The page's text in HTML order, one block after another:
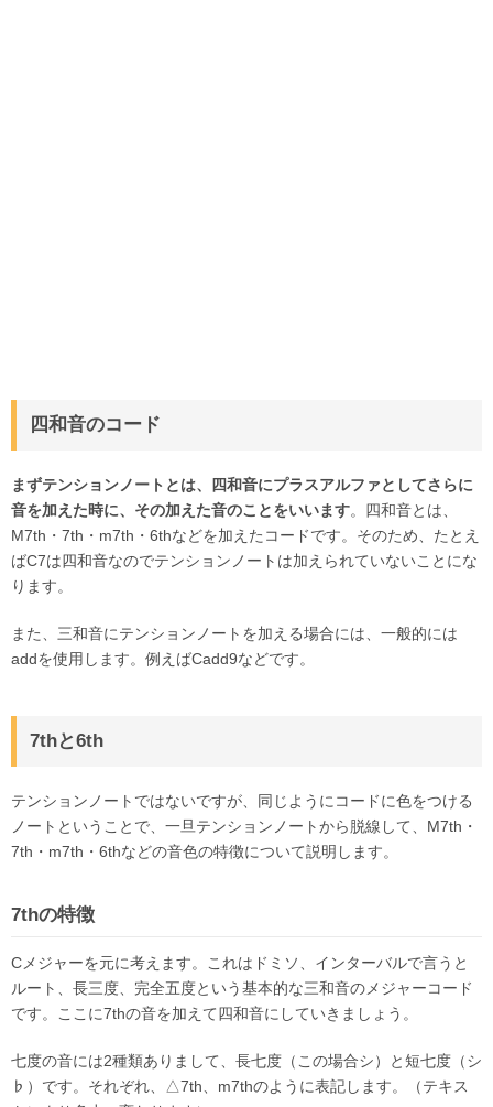
四和音のコード
まずテンションノートとは、四和音にプラスアルファとしてさらに
音を加えた時に、その加えた音のことをいいます。四和音とは、
M7th・7th・m7th・6thなどを加えたコードです。そのため、たとえ
ばC7は四和音なのでテンションノートは加えられていないことにな
ります。
また、三和音にテンションノートを加える場合には、一般的には
addを使用します。例えばCadd9などです。
7thと6th
テンションノートではないですが、同じようにコードに色をつける
ノートということで、一旦テンションノートから脱線して、M7th・
7th・m7th・6thなどの音色の特徴について説明します。
7thの特徴
Cメジャーを元に考えます。これはドミソ、インターバルで言うと
ルート、長三度、完全五度という基本的な三和音のメジャーコード
です。ここに7thの音を加えて四和音にしていきましょう。
七度の音には2種類ありまして、長七度（この場合シ）と短七度（シ
♭）です。それぞれ、△7th、m7thのように表記します。（テキス